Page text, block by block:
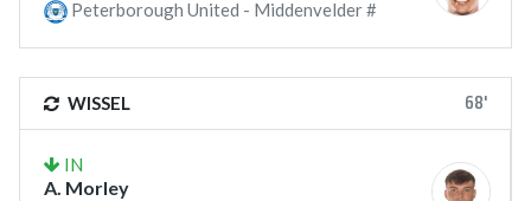
Peterborough United - Middenvelder #
WISSEL 68'
IN
A. Morley